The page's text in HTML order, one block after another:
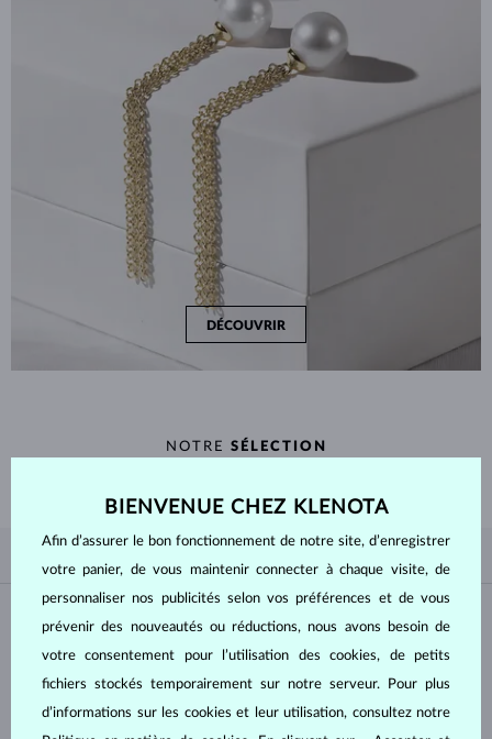
DÉCOUVRIR
NOTRE SÉLECTION
Matière
OR BLANC OR JAUNE
OR ROSE
BIENVENUE CHEZ KLENOTA
Afin d’assurer le bon fonctionnement de notre site, d’enregistrer
votre panier, de vous maintenir connecter à chaque visite, de
personnaliser nos publicités selon vos préférences et de vous
prévenir des nouveautés ou réductions, nous avons besoin de
votre consentement pour l’utilisation des cookies, de petits
fichiers stockés temporairement sur notre serveur. Pour plus
d’informations sur les cookies et leur utilisation, consultez notre